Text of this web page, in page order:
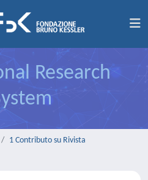
Research
1 Contributo su Rivista